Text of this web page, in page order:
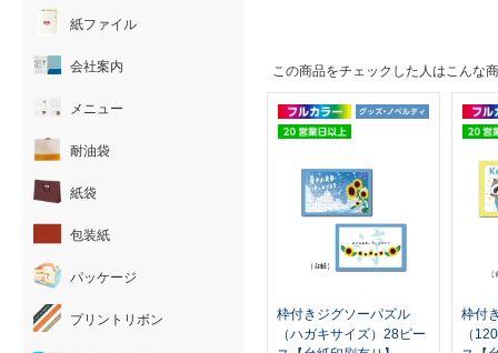
この商品をチェックした人はこんな
枠付きジグソーパズル
（ハガキサイズ）28ピー
枠付
（
紙ファイル
会社案内
メニュー
耐油袋
紙袋
包装紙
パッケージ
プリントリボン